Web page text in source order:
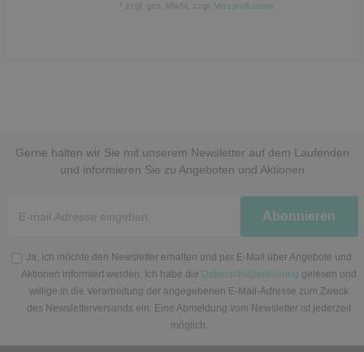
zzgl. ges. MwSt. zzgl. Versandkosten
Gerne halten wir Sie mit unserem Newsletter auf dem Laufenden
und informieren Sie zu Angeboten und Aktionen
Honig
Abonnieren
Ja, ich möchte den Newsletter erhalten und per E-Mail über Angebote und
Aktionen informiert werden. Ich habe die Datenschutzerklärung gelesen und
willige in die Verarbeitung der angegebenen E-Mail-Adresse zum Zweck
des Newsletterversands ein. Eine Abmeldung vom Newsletter ist jederzeit
möglich.